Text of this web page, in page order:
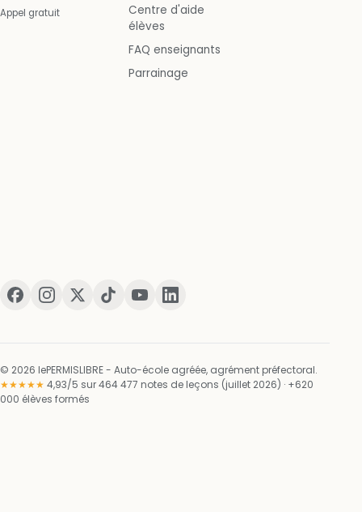
Appel gratuit
Centre d'aide
élèves
FAQ enseignants
Parrainage
© 2026 lePERMISLIBRE - Auto-école agréée, agrément préfectoral.
★★★★★ 4,93/5 sur 464 477 notes de leçons (juillet 2026) · +620
000 élèves formés